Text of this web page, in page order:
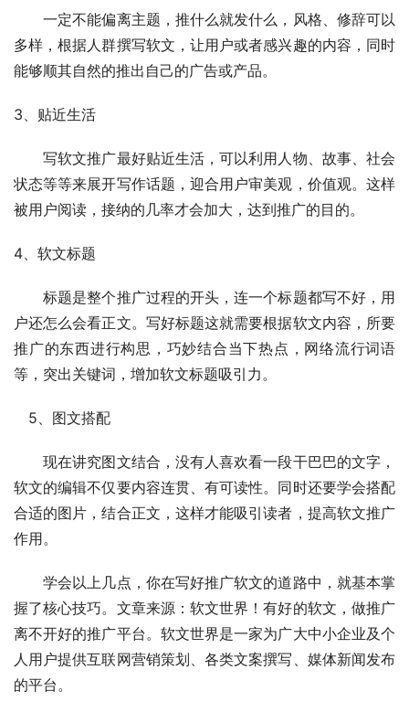
一定不能偏离主题，推什么就发什么，风格、修辞可以
多样，根据人群撰写软文，让用户或者感兴趣的内容，同时
能够顺其自然的推出自己的广告或产品。
3、贴近生活
写软文推广最好贴近生活，可以利用人物、故事、社会
状态等等来展开写作话题，迎合用户审美观，价值观。这样
被用户阅读，接纳的几率才会加大，达到推广的目的。
4、软文标题
标题是整个推广过程的开头，连一个标题都写不好，用
户还怎么会看正文。写好标题这就需要根据软文内容，所要
推广的东西进行构思，巧妙结合当下热点，网络流行词语
等，突出关键词，增加软文标题吸引力。
5、图文搭配
现在讲究图文结合，没有人喜欢看一段干巴巴的文字，
软文的编辑不仅要内容连贯、有可读性。同时还要学会搭配
合适的图片，结合正文，这样才能吸引读者，提高软文推广
作用。
学会以上几点，你在写好推广软文的道路中，就基本掌
握了核心技巧。文章来源：软文世界！有好的软文，做推广
离不开好的推广平台。软文世界是一家为广大中小企业及个
人用户提供互联网营销策划、各类文案撰写、媒体新闻发布
的平台。